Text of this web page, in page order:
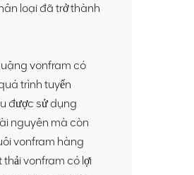
loại đã trở thành
vonfram có
trình tuyển
được sử dụng
nguyên mà còn
vonfram hàng
vonfram có lợi